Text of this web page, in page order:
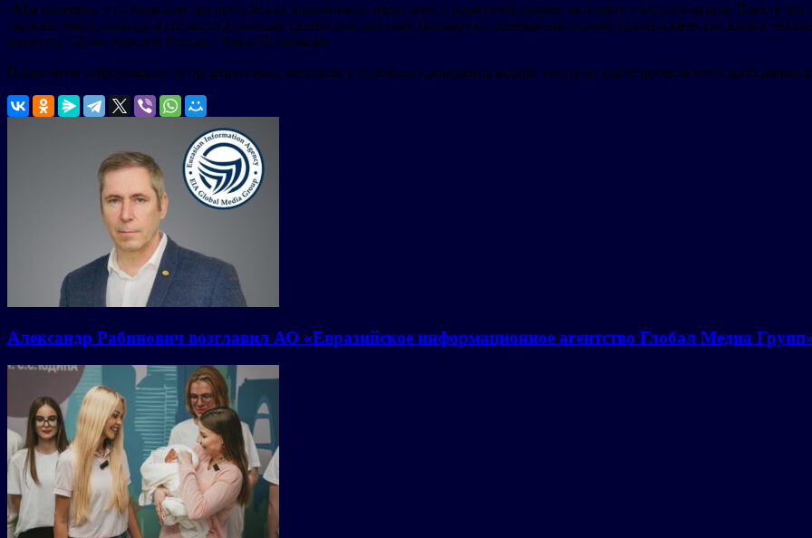
«Мы надеемся, что большинство российских школьников, педагогов и родителей примет активное участие в акции. Вместе
гармоничным, живущим согласно духовным ценностям, которые формируют совершенно новый уровень качества жизни
директор «Дома народов России» Анна Полежаева.
Подробную информацию об организаторах, методике и условиях проведения можно узнать на сайте проекта
Александр Рабинович возглавил АО «Евразийское информационное агентство Глобал Медиа